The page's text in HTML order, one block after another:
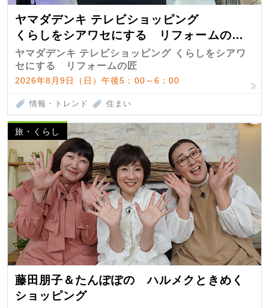
ヤマダデンキ テレビショッピング
くらしをシアワセにする リフォームの
匠 第7弾
ヤマダデンキ テレビショッピング くらしをシアワ
セにする リフォームの匠
2026年8月9日（日）午後5：00～6：00
情報・トレンド 住まい
旅・くらし
藤田朋子＆たんぽぽの ハルメクときめく
ショッピング